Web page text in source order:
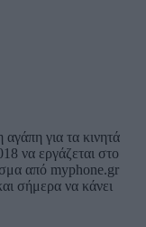
για τα κινητά
να εργάζεται στο
από myphone.gr
σήμερα να κάνει